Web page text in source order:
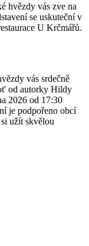
hvězdy vás zve na
se uskuteční v
U Krčmářů.
vás srdečně
od autorky Hildy
2026 od 17:30
je podpořeno obcí
užít skvělou